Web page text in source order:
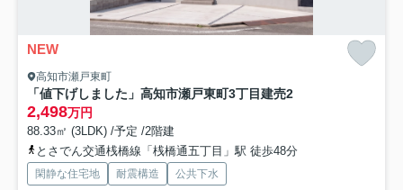
NEW
高知市瀬戸東町
「値下げしました」高知市瀬戸東町3丁目建売2
2,498万円
88.33㎡ (3LDK) /予定 /2階建
とさでん交通桟橋線「桟橋通五丁目」駅 徒歩48分
閑静な住宅地 耐震構造 公共下水